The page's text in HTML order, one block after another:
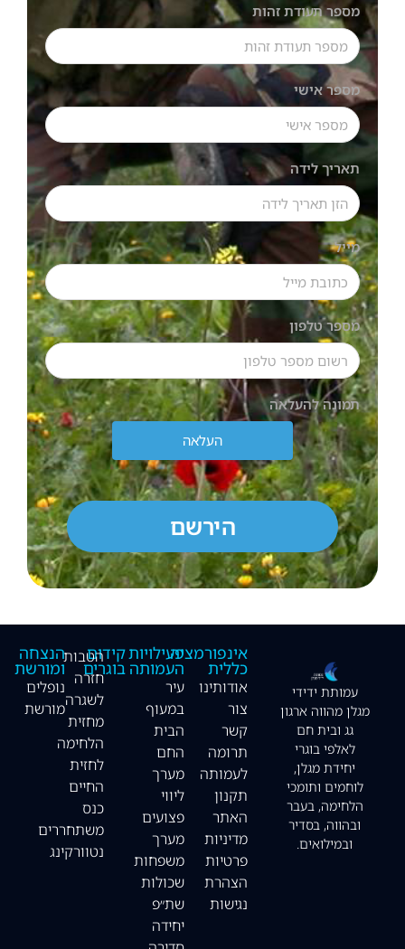
מספר תעודת זהות
מספר אישי
תאריך לידה
מייל
מספר טלפון
תמונה להעלאה
העלאה
עמותת ידידי
מגלן מהווה ארגון
גג ובית חם
לאלפי בוגרי
יחידת מגלן,
לוחמים ותומכי
הלחימה, בעבר
ובהווה, בסדיר
ובמילואים.
אינפורמציה
כללית
אודותינו
צור
קשר
תרומה
לעמותה
תקנון
האתר
מדיניות
פרטיות
הצהרת
נגישות
פעילויות
העמותה
עיר
במעוף
הבית
החם
מערך
ליווי
פצועים
מערך
משפחות
שכולות
שת״פ
יחידה
קידום
בוגרים
הטבות
חזרה
לשגרה
מחזית
הלחימה
לחזית
החיים
כנס
משתחררים
נטוורקינג
הנצחה
ומורשת
נופלים
מורשת